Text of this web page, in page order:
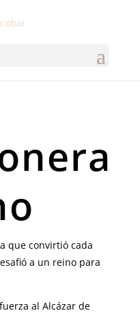
que convirtió cada
a un reino para
al Alcázar de